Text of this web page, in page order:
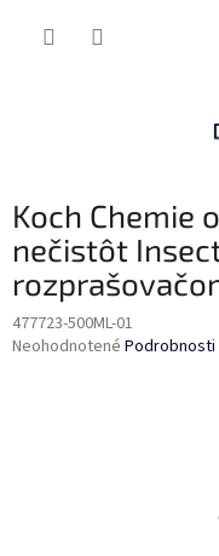
Koch Chemie
nečistôt
477723-500ML-01
Priemerné
Neohodnotené